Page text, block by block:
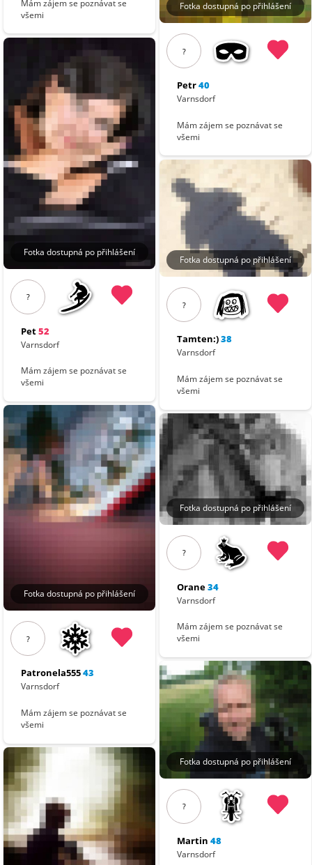
Mám zájem se poznávat se
všemi
Fotka dostupná po přihlášení
?
Pet52
Varnsdorf
Mám zájem se poznávat se
všemi
Fotka dostupná po přihlášení
?
Patronela55543
Varnsdorf
Mám zájem se poznávat se
všemi
Fotka dostupná po přihlášení
?
Petr40
Varnsdorf
Mám zájem se poznávat se
všemi
Fotka dostupná po přihlášení
?
Tamten:)38
Varnsdorf
Mám zájem se poznávat se
všemi
Fotka dostupná po přihlášení
?
Orane34
Varnsdorf
Mám zájem se poznávat se
všemi
Fotka dostupná po přihlášení
?
Martin 48
Varnsdorf